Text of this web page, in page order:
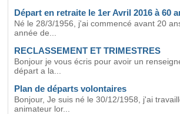
Départ en retraite le 1er Avril 2016 à 60
Né le 28/3/1956, j'ai commencé avant 20
année de...
RECLASSEMENT ET TRIMESTRES
Bonjour je vous écris pour avoir un
départ a la...
Plan de départs volontaires
Bonjour, Je suis né le 30/12/1958, j'ai
animateur lor...